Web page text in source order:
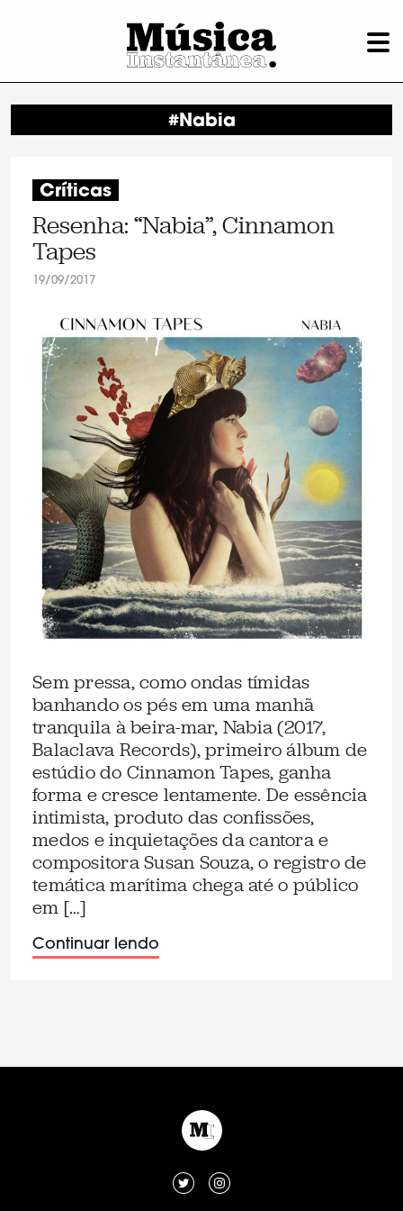
#Nabia
Críticas
Resenha: “Nabia”, Cinnamon
Tapes
19/09/2017
Sem pressa, como ondas tímidas
banhando os pés em uma manhã
tranquila à beira-mar, Nabia (2017,
Balaclava Records), primeiro álbum de
estúdio do Cinnamon Tapes, ganha
forma e cresce lentamente. De essência
intimista, produto das confissões,
medos e inquietações da cantora e
compositora Susan Souza, o registro de
temática marítima chega até o público
em […]
Continuar lendo